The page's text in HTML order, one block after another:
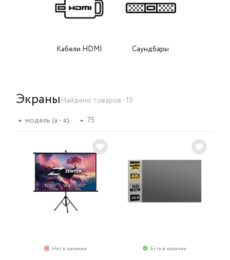
Кабели HDMI Саундбары
Экраны Найдено товаров - 10
модель (а - я)
75
Нет в наличии Есть в наличии